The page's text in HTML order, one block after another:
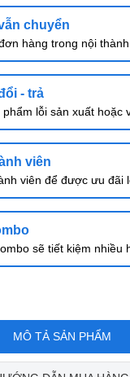
chuyển
hàng trong nội
- trả
lỗi sản xuất hoặc
viên
viên để được ưu đãi
sẽ tiết kiệm nhiều
MÔ TẢ SẢN PHẨM